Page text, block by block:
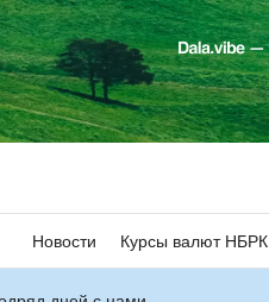
Новости Курсы валют НБРК